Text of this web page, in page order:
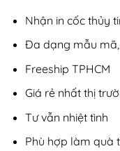
Nhận in cốc thủy
Đa dạng mẫu
Freeship TPHCM
Giá rẻ nhất thị
Tư vẫn nhiệt tình
Phù hợp làm quà